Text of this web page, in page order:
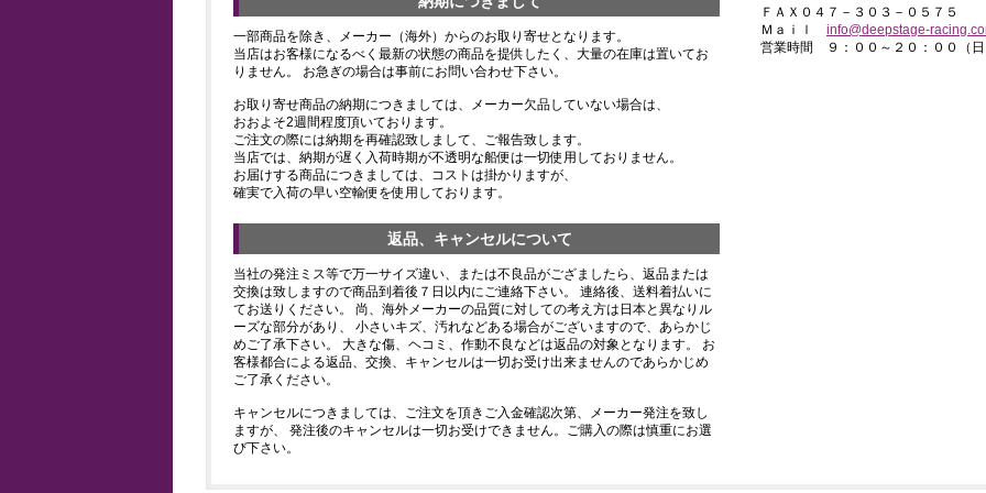
一部商品を除き、メーカー（海外）からのお取り寄せとなります。
当店はお客様になるべく最新の状態の商品を提供したく、大量の在庫は置いてお
りません。 お急ぎの場合は事前にお問い合わせ下さい。
お取り寄せ商品の納期につきましては、メーカー欠品していない場合は、
おおよそ2週間程度頂いております。
ご注文の際には納期を再確認致しまして、ご報告致します。
当店では、納期が遅く入荷時期が不透明な船便は一切使用しておりません。
お届けする商品につきましては、コストは掛かりますが、
確実で入荷の早い空輸便を使用しております。
返品、キャンセルについて
当社の発注ミス等で万一サイズ違い、または不良品がござましたら、返品または
交換は致しますので商品到着後７日以内にご連絡下さい。 連絡後、送料着払いに
てお送りください。 尚、海外メーカーの品質に対しての考え方は日本と異なりル
ーズな部分があり、 小さいキズ、汚れなどある場合がございますので、あらかじ
めご了承下さい。 大きな傷、ヘコミ、作動不良などは返品の対象となります。 お
客様都合による返品、交換、キャンセルは一切お受け出来ませんのであらかじめ
ご了承ください。
キャンセルにつきましては、ご注文を頂きご入金確認次第、メーカー発注を致し
ますが、 発注後のキャンセルは一切お受けできません。ご購入の際は慎重にお選
び下さい。
ＦＡＸ０４７－３０３－０５７５
Ｍａｉｌ info@deepstage-
営業時間 ９：００～２０：００（日